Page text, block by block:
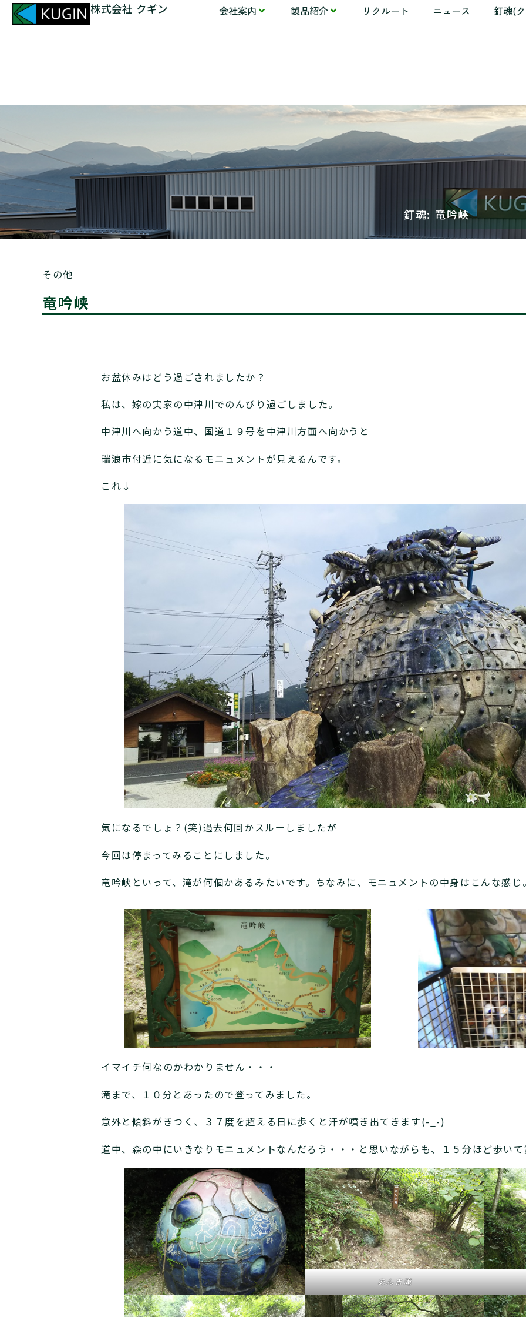
株式会社 クギン 会社案内 製品紹介 リクルート ニュース 釘魂(
釘魂: 竜吟峡
その他
竜吟峡
お盆休みはどう過ごされましたか？
私は、嫁の実家の中津川でのんびり過ごしました。
中津川へ向かう道中、国道１９号を中津川方面へ向かうと
瑞浪市付近に気になるモニュメントが見えるんです。
これ↓
気になるでしょ？(笑)過去何回かスルーしましたが
今回は停まってみることにしました。
竜吟峡といって、滝が何個かあるみたいです。ちなみに、モニュメントの中身はこんな感じ
イマイチ何なのかわかりません・・・
滝まで、１０分とあったので登ってみました。
意外と傾斜がきつく、３７度を超える日に歩くと汗が噴き出てきます(-_-)
道中、森の中にいきなりモニュメントなんだろう・・・と思いながらも、１５分ほど歩い
あんま滝